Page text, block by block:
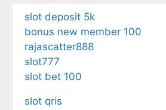
slot deposit 5k
bonus new member 100
rajascatter888
slot777
slot bet 100
slot qris